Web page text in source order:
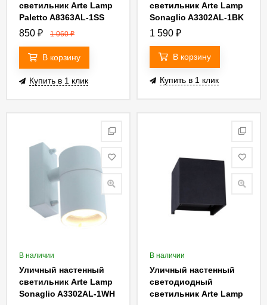
светильник Arte Lamp
Paletto A8363AL-1SS
850 ₽ 1 060₽
В корзину
Купить в 1 клик
светильник Arte Lamp
Sonaglio A3302AL-1BK
1 590 ₽
В корзину
Купить в 1 клик
В наличии
Уличный настенный
светильник Arte Lamp
Sonaglio A3302AL-1WH
В наличии
Уличный настенный
светодиодный
светильник Arte Lamp